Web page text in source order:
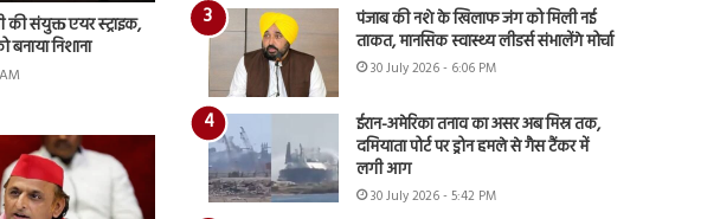
संयुक्त एयर स्ट्राइक,
बनाया निशाना
पंजाब की नशे के खिलाफ जंग को मिली नई
ताकत, मानसिक स्वास्थ्य लीडर्स संभालेंगे मोर्चा
30 July 2026 - 6:06 PM
ईरान-अमेरिका तनाव का असर अब मिस्र तक,
दमियाता पोर्ट पर ड्रोन हमले से गैस टैंकर में
लगी आग
30 July 2026 - 5:42 PM